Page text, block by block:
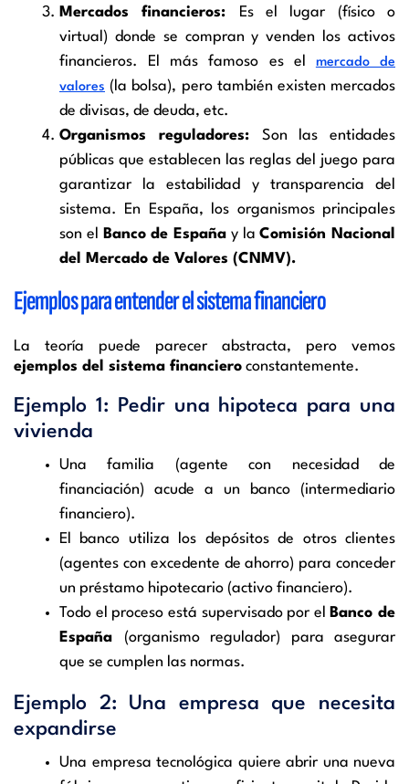
Mercados financieros:
Es el lugar (físico o
virtual) donde se compran y venden los activos
financieros. El más famoso es el mercado de
valores (la bolsa), pero también existen mercados
de divisas, de deuda, etc.
Organismos reguladores: Son las entidades
públicas que establecen las reglas del juego para
garantizar la estabilidad y transparencia del
sistema. En España, los organismos principales
son el
Banco de España y laComisión Nacional
del Mercado de Valores (CNMV).
Ejemplos para entender el sistema financiero
La teoría puede parecer abstracta, pero vemos
ejemplos del sistema financiero constantemente.
Ejemplo 1: Pedir una hipoteca para una
vivienda
Una familia (agente con necesidad de
financiación) acude a un banco (intermediario
financiero).
El banco utiliza los depósitos de otros clientes
(agentes con excedente de ahorro) para conceder
un préstamo hipotecario (activo financiero).
Todo el proceso está supervisado por el
Banco de
España (organismo regulador) para asegurar
que se cumplen las normas.
Ejemplo 2: Una empresa que necesita
expandirse
Una empresa tecnológica quiere abrir una nueva